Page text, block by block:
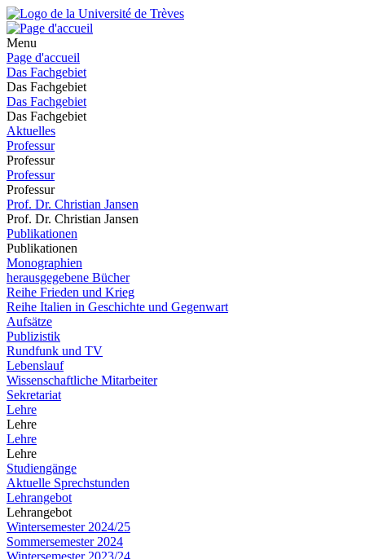
Menu
Page d'accueil
Das Fachgebiet
Das Fachgebiet
Das Fachgebiet
Das Fachgebiet
Aktuelles
Professur
Professur
Professur
Professur
Prof. Dr. Christian Jansen
Prof. Dr. Christian Jansen
Publikationen
Publikationen
Monographien
herausgegebene Bücher
Reihe Frieden und Krieg
Reihe Italien in Geschichte und Gegenwart
Aufsätze
Publizistik
Rundfunk und TV
Lebenslauf
Wissenschaftliche Mitarbeiter
Sekretariat
Lehre
Lehre
Lehre
Lehre
Studiengänge
Aktuelle Sprechstunden
Lehrangebot
Lehrangebot
Wintersemester 2024/25
Sommersemester 2024
Wintersemester 2023/24